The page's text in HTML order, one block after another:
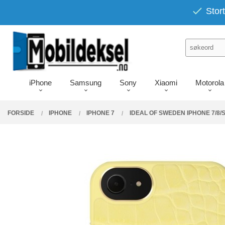
innholdet
iPhone Samsung Sony Xiaomi Motorola
FORSIDE IPHONE IPHONE 7 IDEAL OF SWEDEN IPHONE 7/